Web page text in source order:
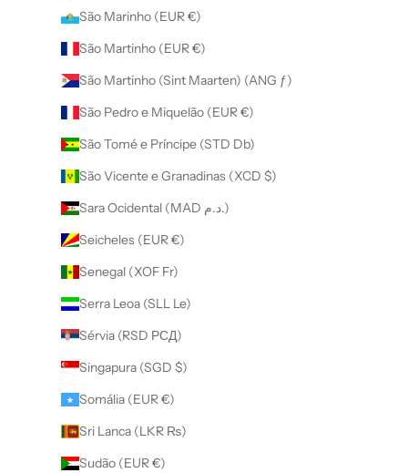
São Marinho (EUR €)
São Martinho (EUR €)
São Martinho (Sint Maarten) (ANG ƒ)
São Pedro e Miquelão (EUR €)
São Tomé e Príncipe (STD Db)
São Vicente e Granadinas (XCD $)
Sara Ocidental (MAD د.م.)
Seicheles (EUR €)
Senegal (XOF Fr)
Serra Leoa (SLL Le)
Sérvia (RSD РСД)
Singapura (SGD $)
Somália (EUR €)
Sri Lanca (LKR ₨)
Sudão (EUR €)